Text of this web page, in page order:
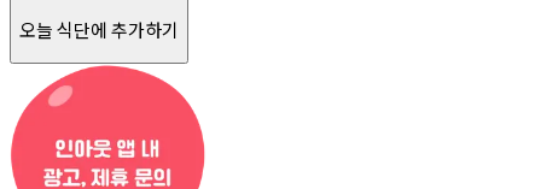
오늘 식단에 추가하기